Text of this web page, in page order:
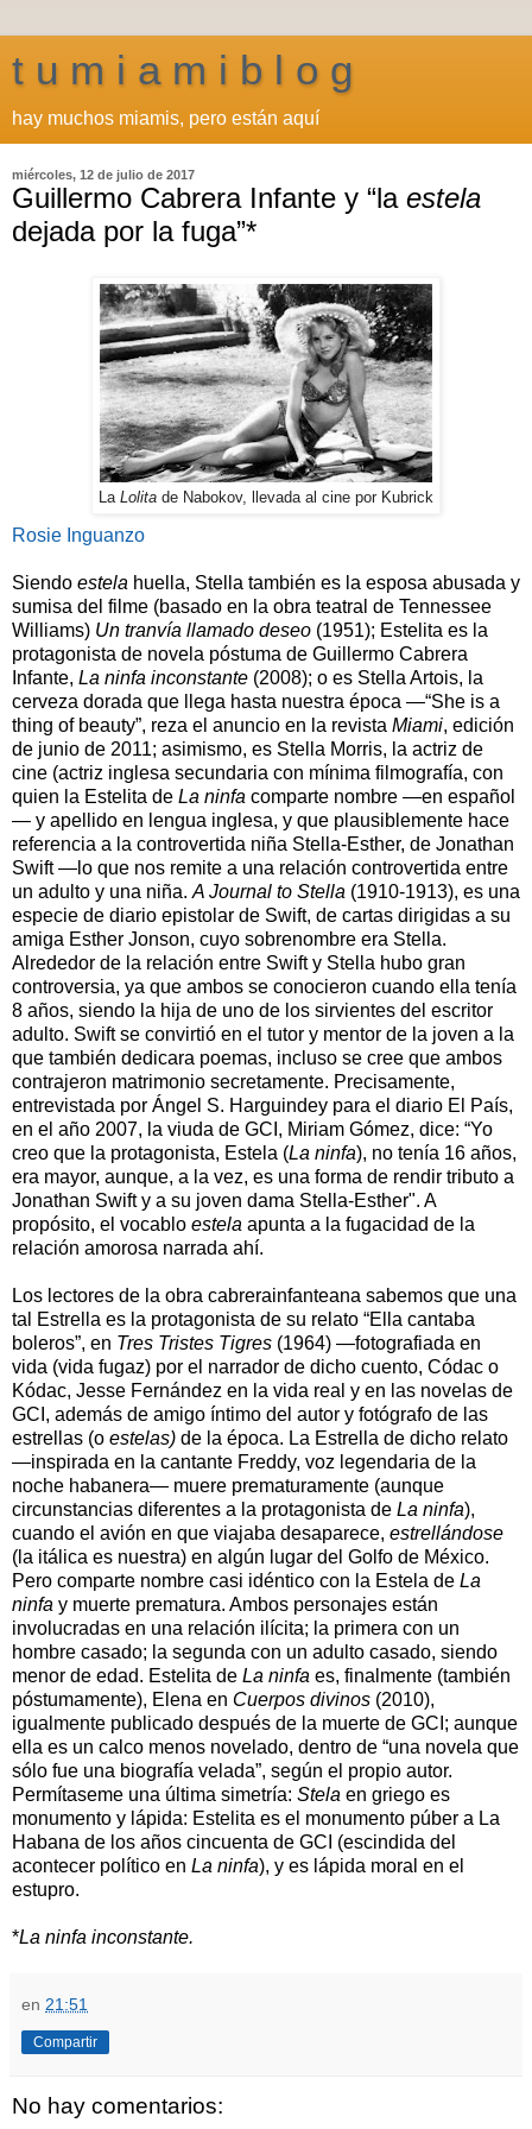
t u m i a m i b l o g
hay muchos miamis, pero están aquí
miércoles, 12 de julio de 2017
Guillermo Cabrera Infante y “la estela
dejada por la fuga”*
La Lolita de Nabokov, llevada al cine por Kubrick
Rosie Inguanzo
Siendo estela huella, Stella también es la esposa abusada y
sumisa del filme (basado en la obra teatral de Tennessee
Williams) Un tranvía llamado deseo (1951); Estelita es la
protagonista de novela póstuma de Guillermo Cabrera
Infante, La ninfa inconstante (2008); o es Stella Artois, la
cerveza dorada que llega hasta nuestra época —“She is a
thing of beauty”, reza el anuncio en la revista Miami, edición
de junio de 2011; asimismo, es Stella Morris, la actriz de
cine (actriz inglesa secundaria con mínima filmografía, con
quien la Estelita de La ninfa comparte nombre —en español
— y apellido en lengua inglesa, y que plausiblemente hace
referencia a la controvertida niña Stella-Esther, de Jonathan
Swift —lo que nos remite a una relación controvertida entre
un adulto y una niña. A Journal to Stella (1910-1913), es una
especie de diario epistolar de Swift, de cartas dirigidas a su
amiga Esther Jonson, cuyo sobrenombre era Stella.
Alrededor de la relación entre Swift y Stella hubo gran
controversia, ya que ambos se conocieron cuando ella tenía
8 años, siendo la hija de uno de los sirvientes del escritor
adulto. Swift se convirtió en el tutor y mentor de la joven a la
que también dedicara poemas, incluso se cree que ambos
contrajeron matrimonio secretamente. Precisamente,
entrevistada por Ángel S. Harguindey para el diario El País,
en el año 2007, la viuda de GCI, Miriam Gómez, dice: “Yo
creo que la protagonista, Estela (La ninfa), no tenía 16 años,
era mayor, aunque, a la vez, es una forma de rendir tributo a
Jonathan Swift y a su joven dama Stella-Esther". A
propósito, el vocablo estela apunta a la fugacidad de la
relación amorosa narrada ahí.
Los lectores de la obra cabrerainfanteana sabemos que una
tal Estrella es la protagonista de su relato “Ella cantaba
boleros”, en Tres Tristes Tigres (1964) —fotografiada en
vida (vida fugaz) por el narrador de dicho cuento, Códac o
Kódac, Jesse Fernández en la vida real y en las novelas de
GCI, además de amigo íntimo del autor y fotógrafo de las
estrellas (o estelas) de la época. La Estrella de dicho relato
—inspirada en la cantante Freddy, voz legendaria de la
noche habanera— muere prematuramente (aunque
circunstancias diferentes a la protagonista de La ninfa),
cuando el avión en que viajaba desaparece, estrellándose
(la itálica es nuestra) en algún lugar del Golfo de México.
Pero comparte nombre casi idéntico con la Estela de La
ninfa y muerte prematura. Ambos personajes están
involucradas en una relación ilícita; la primera con un
hombre casado; la segunda con un adulto casado, siendo
menor de edad. Estelita de La ninfa es, finalmente (también
póstumamente), Elena en Cuerpos divinos (2010),
igualmente publicado después de la muerte de GCI; aunque
ella es un calco menos novelado, dentro de “una novela que
sólo fue una biografía velada”, según el propio autor.
Permítaseme una última simetría: Stela en griego es
monumento y lápida: Estelita es el monumento púber a La
Habana de los años cincuenta de GCI (escindida del
acontecer político en La ninfa), y es lápida moral en el
estupro.
*La ninfa inconstante.
en 21:51
Compartir
No hay comentarios: